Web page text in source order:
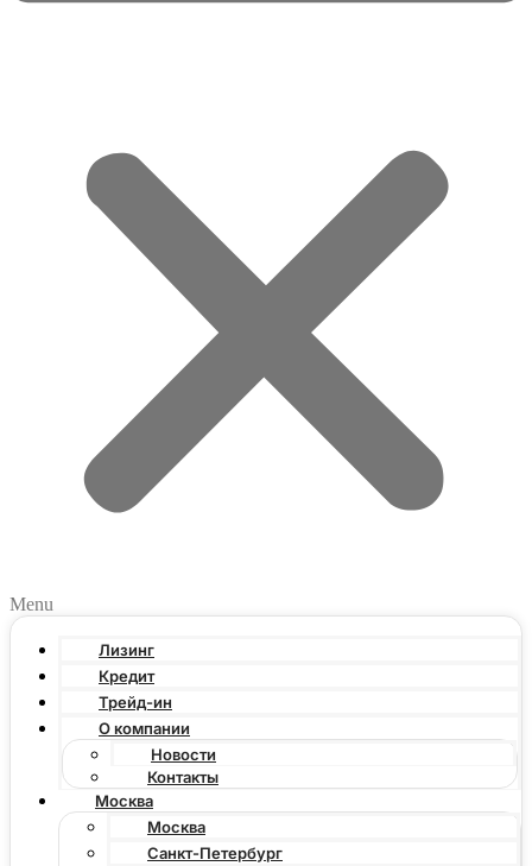
Menu
Лизинг
Кредит
Трейд-ин
О компании
Новости
Контакты
Москва
Москва
Санкт-Петербург